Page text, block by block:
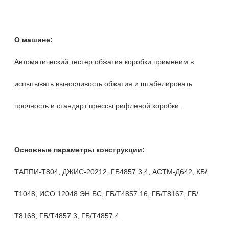
О машине:
Автоматический тестер обжатия коробки применим в
испытывать выносливость обжатия и штабелировать
прочность и стандарт прессы рифленой коробки.
Основные параметры конструкции:
ТАППИ-Т804, ДЖИС-20212, ГБ4857.3.4, АСТМ-Д642, КБ/
Т1048, ИСО 12048 ЭН БС, ГБ/Т4857.16, ГБ/Т8167, ГБ/
Т8168, ГБ/Т4857.3, ГБ/Т4857.4